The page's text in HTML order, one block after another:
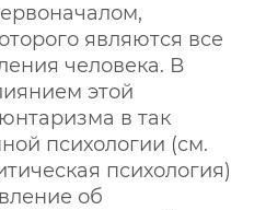
являются все
человека. В
этой
в так
психологии (см.
психология)
об